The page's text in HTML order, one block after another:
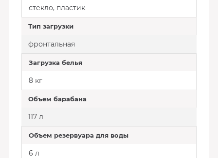
стекло, пластик
Тип загрузки
фронтальная
Загрузка белья
8 кг
Объем барабана
117 л
Объем резервуара для воды
6 л